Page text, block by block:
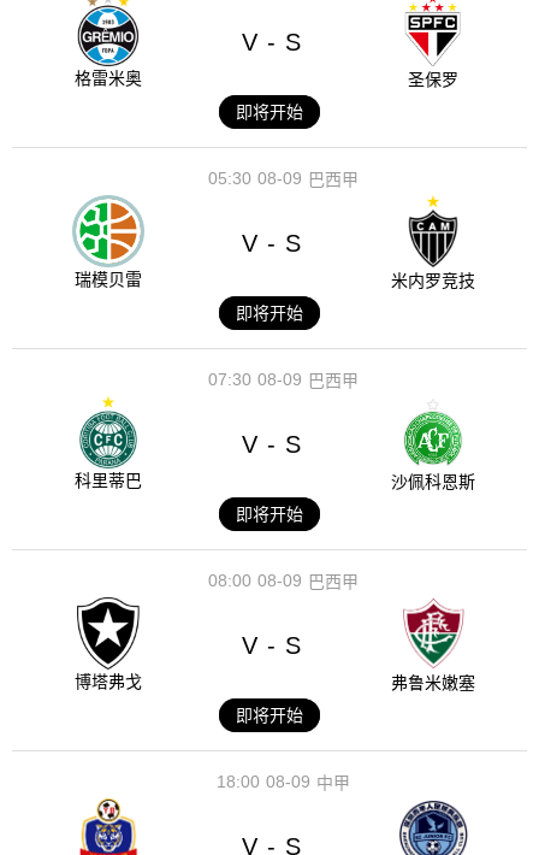
格雷米奥
V - S
圣保罗
即将开始
08-09
05:30 巴西甲
瑞模贝雷
V - S
米内罗竞技
即将开始
08-09
07:30 巴西甲
科里蒂巴
V - S
沙佩科恩斯
即将开始
08-09
08:00 巴西甲
博塔弗戈
V - S
弗鲁米嫩塞
即将开始
08-09
18:00 中甲
V - S